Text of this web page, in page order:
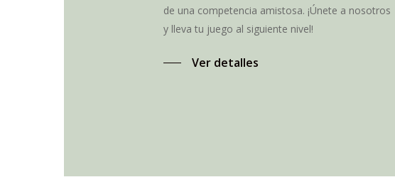
de una competencia amistosa. ¡Únete a nosotros
y lleva tu juego al siguiente nivel!
Ver detalles